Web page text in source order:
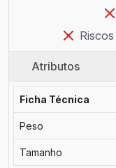
Atributos
Ficha Técnica
Peso
Tamanho